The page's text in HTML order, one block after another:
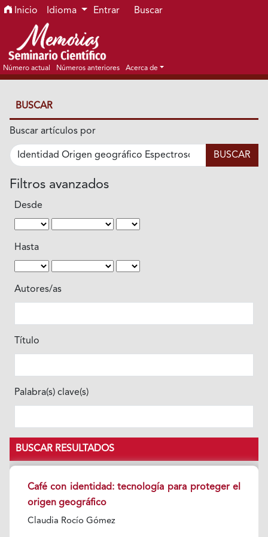
Ir al menú de navegación principal
Ir al contenido principal
Ir al pie de página del sitio
Inicio Idioma Entrar Buscar
Número actual Números anteriores Acerca de
BUSCAR
Buscar artículos por
Filtros avanzados
Desde
Hasta
Autores/as
Título
Palabra(s) clave(s)
BUSCAR RESULTADOS
Café con identidad: tecnología para proteger el
origen geográfico
Claudia Rocío Gómez